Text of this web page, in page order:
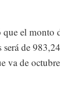
el monto
será de
va de